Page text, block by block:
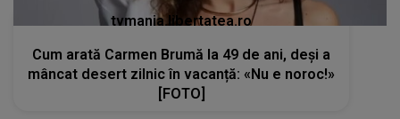
tvmania.libertatea.ro
Cum arată Carmen Brumă la 49 de ani, deși a
mâncat desert zilnic în vacanță: «Nu e noroc!»
[FOTO]